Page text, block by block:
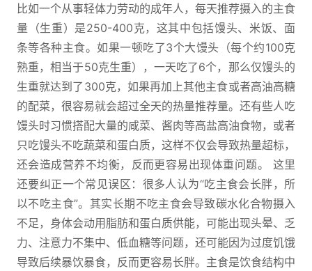
比如一个从事轻体力劳动的成年人，每天推荐摄入的主食
量（生重）是250-400克，这其中包括馒头、米饭、面
条等各种主食。如果一顿吃了3个大馒头（每个约100克
熟重，相当于50克生重），一天吃了6个，那么仅馒头的
生重就达到了300克，如果再加上其他主食或者高油高糖
的配菜，很容易就会超过全天的热量推荐量。还有些人吃
馒头时习惯搭配大量的咸菜、酱肉等高盐高油食物，或者
只吃馒头不吃蔬菜和蛋白质，这样不仅会导致热量超标，
还会造成营养不均衡，反而更容易出现体重问题。 这里
还要纠正一个常见误区：很多人认为“吃主食会长胖，所
以不吃主食”。其实长期不吃主食会导致碳水化合物摄入
不足，身体会动用脂肪和蛋白质供能，可能出现头晕、乏
力、注意力不集中、低血糖等问题，还可能因为过度饥饿
导致后续暴饮暴食，反而更容易长胖。主食是饮食结构中